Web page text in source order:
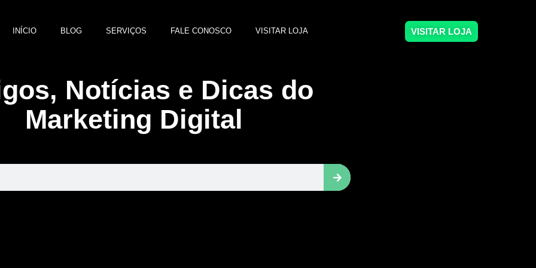
INÍCIO BLOG SERVIÇOS FALE CONOSCO VISITAR LOJA VISITAR LOJA
Notícias e Dicas do
Marketing Digital